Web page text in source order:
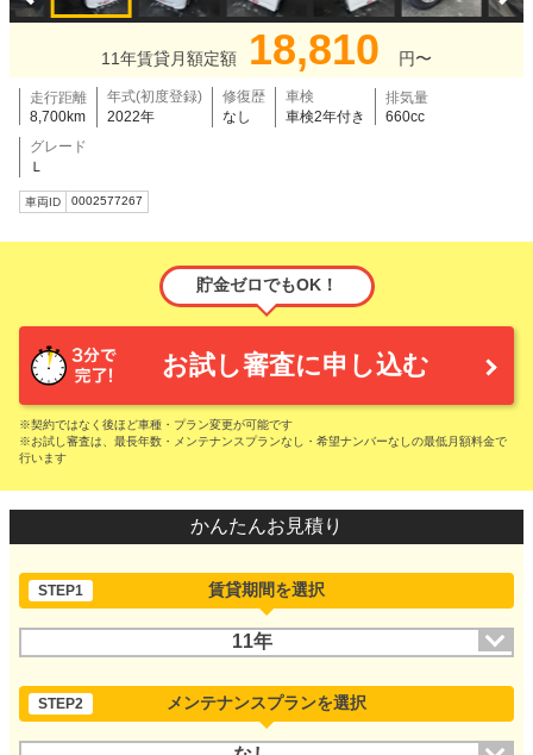
11年賃貸月額定額 18,810 円〜
走行距離
8,700km
年式(初度登録)
2022年
修復歴
なし
車検
車検2年付き
排気量
660cc
グレード
Ｌ
車両ID 0002577267
貯金ゼロでもOK！
お試し審査に申し込む
※契約ではなく後ほど車種・プラン変更が可能です
※お試し審査は、最長年数・メンテナンスプランなし・希望ナンバーなしの最低月額料金で
行います
かんたんお見積り
STEP1 賃貸期間を選択
11年
STEP2 メンテナンスプランを選択